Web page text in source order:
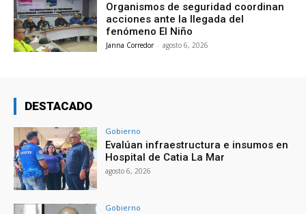
Organismos de seguridad coordinan
acciones ante la llegada del
fenómeno El Niño
Janna Corredor - agosto 6, 2026
DESTACADO
Gobierno
Evalúan infraestructura e insumos en
Hospital de Catia La Mar
agosto 6, 2026
Gobierno